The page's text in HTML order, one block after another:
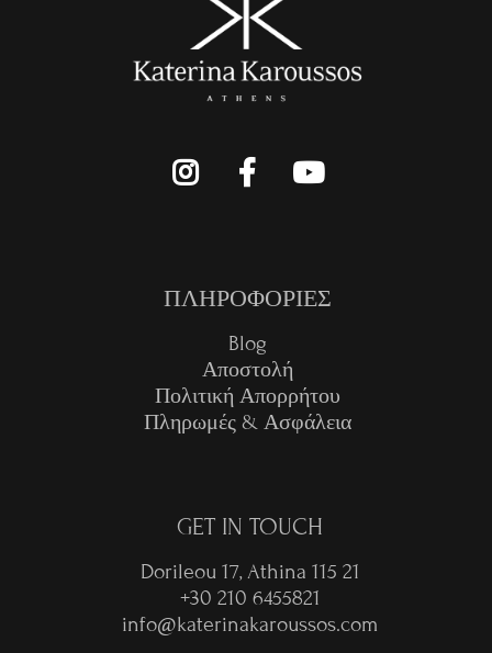
ΠΛΗΡΟΦΟΡΙΕΣ
Blog
Αποστολή
Πολιτική Απορρήτου
Πληρωμές & Ασφάλεια
GET IN TOUCH
Dorileou 17, Athina 115 21
+30 210 6455821
info@katerinakaroussos.com